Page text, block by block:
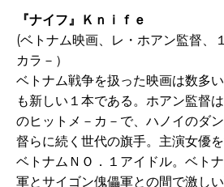
『ナイフ』Ｋｎｉｆｅ
(ベトナム映画、レ・ホアン監督、
カラ－）
ベトナム戦争を扱った映画は数多
も新しい１本である。ホアン監督
のヒットメ－カ－で、ハノイのダ
督らに続く世代の旗手。主演女優
ベトナムＮＯ．１アイドル。ベト
軍とサイゴン傀儡軍との間で激し